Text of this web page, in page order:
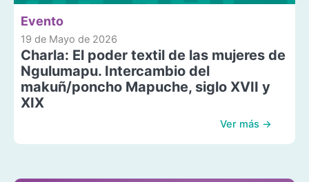
Evento
19 de Mayo de 2026
Charla: El poder textil de las mujeres de
Ngulumapu. Intercambio del
makuñ/poncho Mapuche, siglo XVII y
XIX
Ver más →